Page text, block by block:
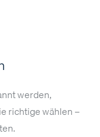
werden,
richtige wählen –